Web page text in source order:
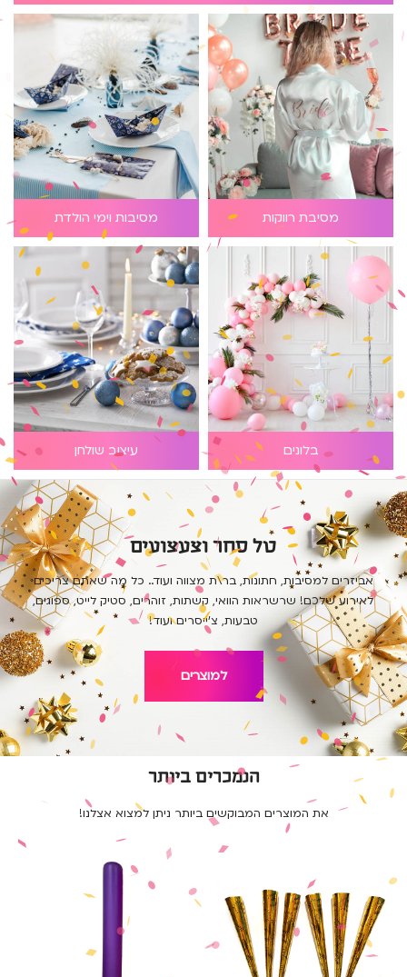
מסיבת רווקות מסיבות וימי הולדת
בלונים עיצוב שולחן
טל סחר וצעצועים
אביזרים למסיבות, חתונות, בר\ת מצווה ועוד.. כל מה שאתם צריכים
לאירוע שלכם! שרשראות הוואי, קשתות, זוהרים, סטיק לייט, ספוגים,
טבעות, צ'ייסרים ועוד!
למוצרים
הנמכרים ביותר
את המוצרים המבוקשים ביותר ניתן למצוא אצלנו!